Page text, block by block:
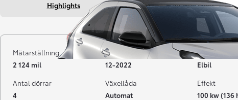
Highlights Fakta om bilen
Mätarställning
2 124 mil
Registrerad
12-2022
Bränsle
Elbil
Antal dörrar
4
Växellåda
Automat
Effekt
100 kw (136